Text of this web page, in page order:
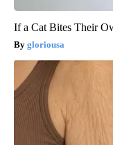
If a Cat Bites Their
gloriousa